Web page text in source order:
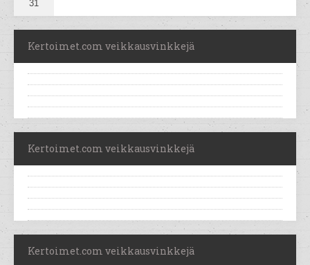
31
Kertoimet.com veikkausvinkkejä
Kertoimet.com veikkausvinkkejä
Kertoimet.com veikkausvinkkejä